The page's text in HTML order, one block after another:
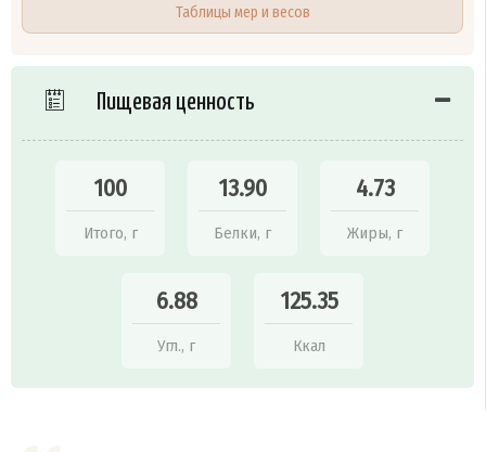
Таблицы мер и весов
Пищевая ценность
100
Итого, г
13.90
Белки, г
4.73
Жиры, г
6.88
Угл., г
125.35
Ккал